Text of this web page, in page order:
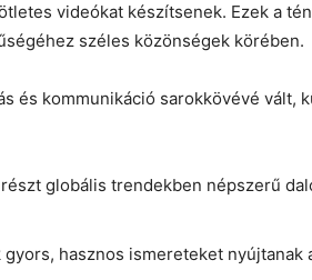
videókat készítsenek. Ezek a
széles közönségek körében.
és kommunikáció sarokkövévé vált,
globális trendekben népszerű
gyors, hasznos ismereteket nyújtanak